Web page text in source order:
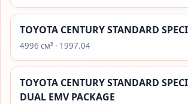
TOYOTA CENTURY STANDARD
4996 см³ · 1997.04
TOYOTA CENTURY STANDARD
DUAL EMV PACKAGE